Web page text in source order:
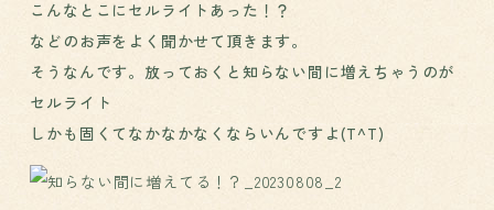
こんなとこにセルライトあった！？
などのお声をよく聞かせて頂きます。
そうなんです。放っておくと知らない間に増えちゃうのが
セルライト
しかも固くてなかなかなくならいんですよ(Т^Т)